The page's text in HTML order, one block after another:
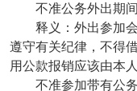
不准公务外出期
释义：外出参加
遵守有关纪律，不得
用公款报销应该由本
不准参加带有公